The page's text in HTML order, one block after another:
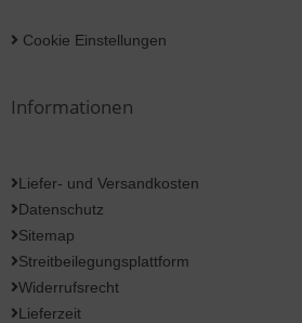
Cookie Einstellungen
Informationen
Liefer- und Versandkosten
Datenschutz
Sitemap
Streitbeilegungsplattform
Widerrufsrecht
Lieferzeit